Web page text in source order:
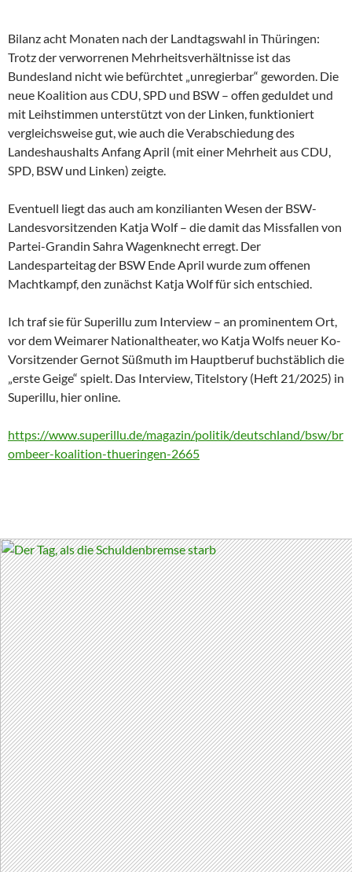
Bilanz acht Monaten nach der Landtagswahl in Thüringen:
Trotz der verworrenen Mehrheitsverhältnisse ist das
Bundesland nicht wie befürchtet „unregierbar“ geworden. Die
neue Koalition aus CDU, SPD und BSW – offen geduldet und
mit Leihstimmen unterstützt von der Linken, funktioniert
vergleichsweise gut, wie auch die Verabschiedung des
Landeshaushalts Anfang April (mit einer Mehrheit aus CDU,
SPD, BSW und Linken) zeigte.
Eventuell liegt das auch am konzilianten Wesen der BSW-
Landesvorsitzenden Katja Wolf – die damit das Missfallen von
Partei-Grandin Sahra Wagenknecht erregt. Der
Landesparteitag der BSW Ende April wurde zum offenen
Machtkampf, den zunächst Katja Wolf für sich entschied.
Ich traf sie für Superillu zum Interview – an prominentem Ort,
vor dem Weimarer Nationaltheater, wo Katja Wolfs neuer Ko-
Vorsitzender Gernot Süßmuth im Hauptberuf buchstäblich die
„erste Geige“ spielt. Das Interview, Titelstory (Heft 21/2025) in
Superillu, hier online.
https://www.superillu.de/magazin/politik/deutschland/bsw/br
ombeer-koalition-thueringen-2665